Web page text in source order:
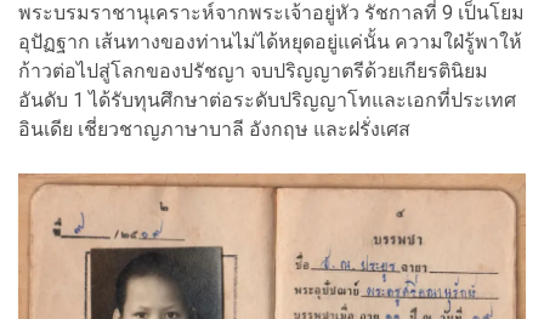
พระบรมราชานุเคราะห์จากพระเจ้าอยู่หัว รัชกาลที่ 9 เป็นโยม
อุปัฏฐาก เส้นทางของท่านไม่ได้หยุดอยู่แค่นั้น ความใฝ่รู้พาให้
ก้าวต่อไปสู่โลกของปรัชญา จบปริญญาตรีด้วยเกียรตินิยม
อันดับ 1 ได้รับทุนศึกษาต่อระดับปริญญาโทและเอกที่ประเทศ
อินเดีย เชี่ยวชาญภาษาบาลี อังกฤษ และฝรั่งเศส